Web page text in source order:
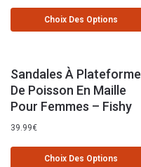
Choix Des Options
Sandales À Plateforme
De Poisson En Maille
Pour Femmes – Fishy
39.99€
Choix Des Options